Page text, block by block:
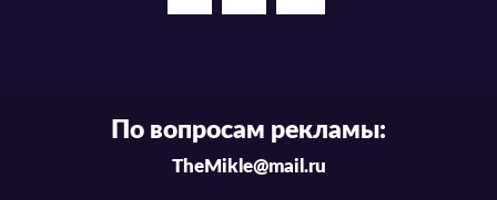
По вопросам рекламы:
TheMikle@mail.ru